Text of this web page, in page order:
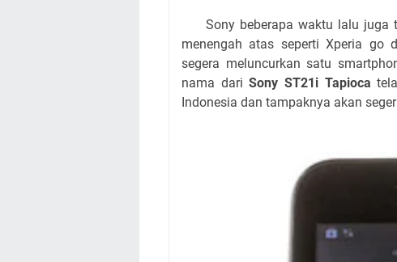
Sony beberapa waktu lalu juga
menengah atas seperti Xperia go
segera meluncurkan satu
nama dariSony ST21i Tapioca
Indonesia dan tampaknya akan